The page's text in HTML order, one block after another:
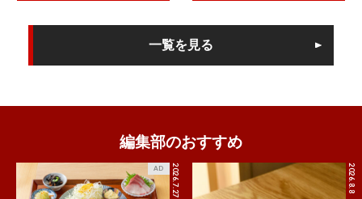
一覧を見る
編集部のおすすめ
2026.7.27
AD 2026.8.8